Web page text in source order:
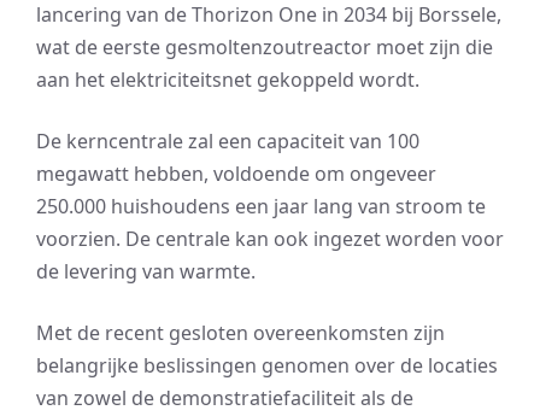
lancering van de Thorizon One in 2034 bij Borssele,
wat de eerste gesmoltenzoutreactor moet zijn die
aan het elektriciteitsnet gekoppeld wordt.
De kerncentrale zal een capaciteit van 100
megawatt hebben, voldoende om ongeveer
250.000 huishoudens een jaar lang van stroom te
voorzien. De centrale kan ook ingezet worden voor
de levering van warmte.
Met de recent gesloten overeenkomsten zijn
belangrijke beslissingen genomen over de locaties
van zowel de demonstratiefaciliteit als de